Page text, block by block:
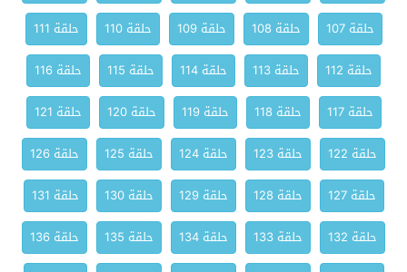
حلقة 107
حلقة 108 حلقة 109 حلقة 110
حلقة 111
حلقة 112
حلقة 113 حلقة 114 حلقة 115
حلقة 116
حلقة 117
حلقة 118 حلقة 119 حلقة 120
حلقة 121
حلقة 122
حلقة 123 حلقة 124 حلقة 125
حلقة 126
حلقة 127
حلقة 128 حلقة 129 حلقة 130
حلقة 131
حلقة 132
حلقة 133 حلقة 134 حلقة 135
حلقة 136